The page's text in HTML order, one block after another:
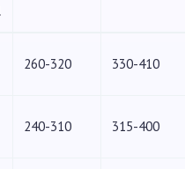
260-320 330-410
240-310 315-400